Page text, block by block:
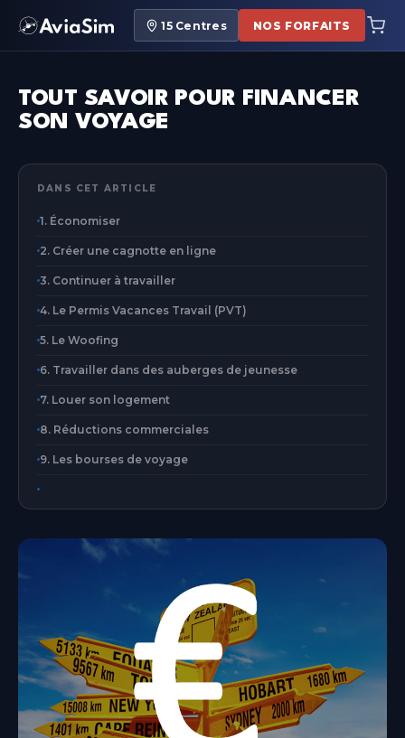
15Centres NOS FORFAITS
Aix-en-Provence
Provence-Alpes-Côte d'Azur
TOUT SAVOIR POUR FINANCER
SON VOYAGE
DANS CET ARTICLE
1. Économiser
2. Créer une cagnotte en ligne
3. Continuer à travailler
4. Le Permis Vacances Travail (PVT)
5. Le Woofing
6. Travailler dans des auberges de jeunesse
7. Louer son logement
8. Réductions commerciales
9. Les bourses de voyage